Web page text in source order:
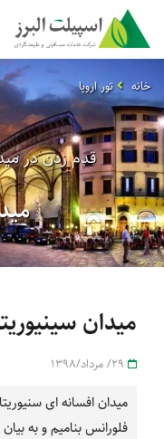
خانه تور اروپا
قدم زدن در
میدان
میدان افسانه ای
فلورانس بنامیم و به